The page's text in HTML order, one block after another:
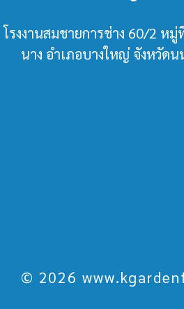
โรงงานสมชายการช่าง 60/2 ห
นาง อำเภอบางใหญ่ จังหวัด
© 2026